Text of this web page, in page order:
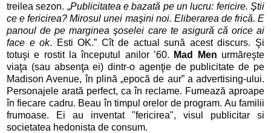
treilea sezon. „Publicitatea e bazată pe un lucru: fericire. Ştii
ce e fericirea? Mirosul unei maşini noi. Eliberarea de frică. E
panoul de pe marginea şoselei care te asigură că orice ai
face e ok. Esti OK.” Cît de actual sună acest discurs. Şi
totuşi e rostit la începutul anilor ’60.
Mad Men urmăreşte
viaţa (sau absenţa ei) dintr-o agenţie de publicitate de pe
Madison Avenue, în plină „epocă de aur” a advertising-ului.
Personajele arată perfect, ca în reclame. Fumează aproape
în fiecare cadru. Beau în timpul orelor de program. Au familii
frumoase. Ei au inventat "fericirea", visul publicitar si
societatea hedonista de consum.